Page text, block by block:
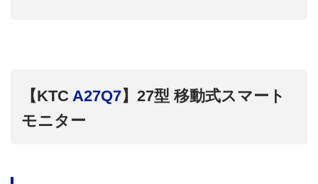
【KTC A27Q7】27型 移動式スマート
モニター